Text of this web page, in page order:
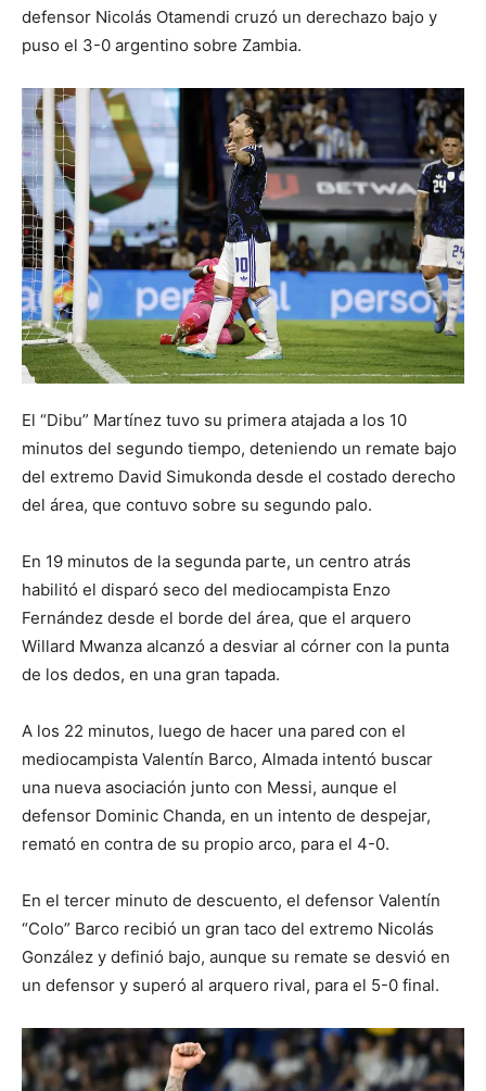
defensor Nicolás Otamendi cruzó un derechazo bajo y
puso el 3-0 argentino sobre Zambia.
El “Dibu” Martínez tuvo su primera atajada a los 10
minutos del segundo tiempo, deteniendo un remate bajo
del extremo David Simukonda desde el costado derecho
del área, que contuvo sobre su segundo palo.
En 19 minutos de la segunda parte, un centro atrás
habilitó el disparó seco del mediocampista Enzo
Fernández desde el borde del área, que el arquero
Willard Mwanza alcanzó a desviar al córner con la punta
de los dedos, en una gran tapada.
A los 22 minutos, luego de hacer una pared con el
mediocampista Valentín Barco, Almada intentó buscar
una nueva asociación junto con Messi, aunque el
defensor Dominic Chanda, en un intento de despejar,
remató en contra de su propio arco, para el 4-0.
En el tercer minuto de descuento, el defensor Valentín
“Colo” Barco recibió un gran taco del extremo Nicolás
González y definió bajo, aunque su remate se desvió en
un defensor y superó al arquero rival, para el 5-0 final.